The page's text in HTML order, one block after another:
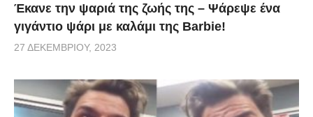
Έκανε την ψαριά της ζωής της – Ψάρεψε ένα
γιγάντιο ψάρι με καλάμι της Barbie!
27 ΔΕΚΕΜΒΡΊΟΥ, 2023